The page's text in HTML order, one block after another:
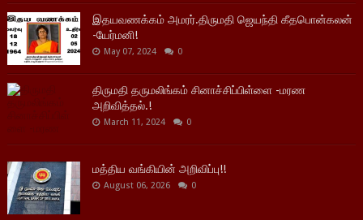
இதயவணக்கம் அமரர்.திருமதி ஜெயந்தி கீதபொன்கலன்
-யேர்மனி!
May 07, 2024 0
திருமதி தருமலிங்கம் சினாச்சிப்பிள்ளை -மரண
அறிவித்தல்.!
March 11, 2024 0
மத்திய வங்கியின் அறிவிப்பு!!
August 06, 2026 0